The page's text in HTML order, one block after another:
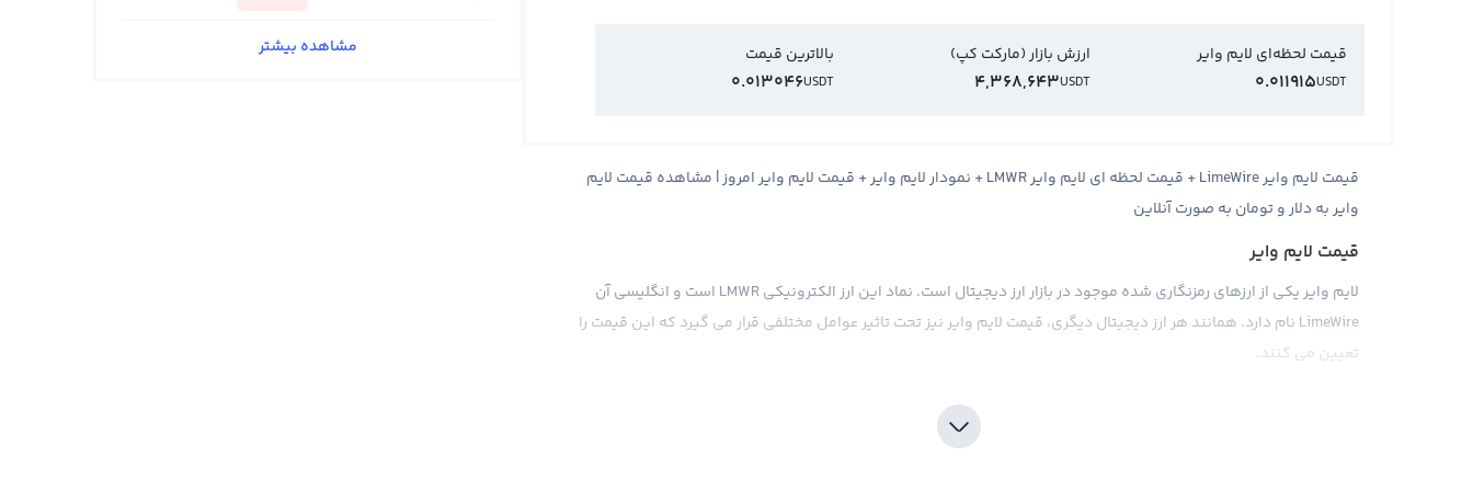
قیمت لحظه‌ای لایم وایر
USDT
0.011915
ارزش بازار (مارکت کپ)
USDT
4,368,643
بالاترین قیمت
USDT
0.013046
قیمت لایم وایر LimeWire + قیمت لحظه ای لایم وایر LMWR + نمودار لایم وایر + قیمت لایم وایر امروز | مشاهده قیمت لایم
وایر به دلار و تومان به صورت آنلاین
قیمت لایم وایر
لایم وایر یکی از ارزهای رمزنگاری شده موجود در بازار ارز دیجیتال است. نماد این ارز الکترونیکی LMWR است و انگلیسی آن
LimeWire نام دارد. همانند هر ارز دیجیتال دیگری، قیمت لایم وایر نیز تحت تاثیر عوامل مختلفی قرار می گیرد که این قیمت را
تعیین می کنند.
فروشنده است که در آن تراکنش های صورت گرفته تاثیر مستقیمی در قیمت ارز لایم وایر دارد. اخبار و رویدادهای مختلف
مشاهده بیشتر